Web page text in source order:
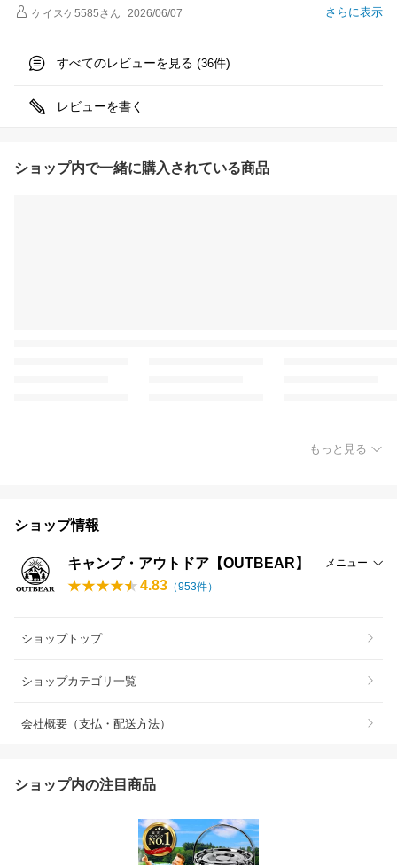
さらに表示
ケイスケ5585さん 2026/06/07
すべてのレビューを見る (36件)
レビューを書く
ショップ内で一緒に購入されている商品
もっと見る
ショップ情報
キャンプ・アウトドア【OUTBEAR】 メニュー
4.83 （953件）
ショップトップ
ショップカテゴリ一覧
会社概要（支払・配送方法）
ショップ内の注目商品